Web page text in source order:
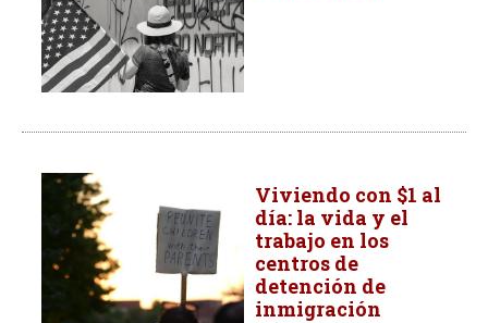
Viviendo con $1 al
día: la vida y el
trabajo en los
centros de
detención de
inmigración